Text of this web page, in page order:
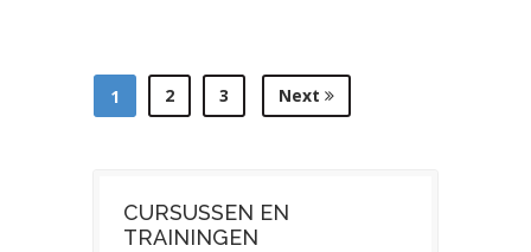
1 2 3 Next
CURSUSSEN EN
TRAININGEN